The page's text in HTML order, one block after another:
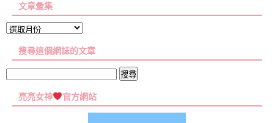
文章彙集
文
彙
搜尋這個網誌的文章
關
亮亮女神 官方網站